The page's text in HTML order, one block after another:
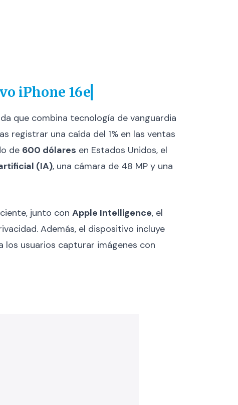
iPhone 16e
que combina tecnología de vanguardia
registrar una caída del 1% en las ventas
de 600 dólares en Estados Unidos, el
(IA), una cámara de 48 MP y una
junto con Apple Intelligence, el
Además, el dispositivo incluye
usuarios capturar imágenes con